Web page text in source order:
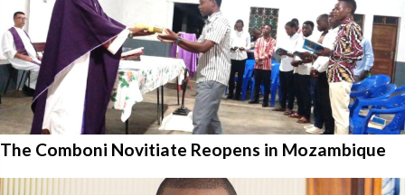
The Comboni Novitiate Reopens in Mozambique